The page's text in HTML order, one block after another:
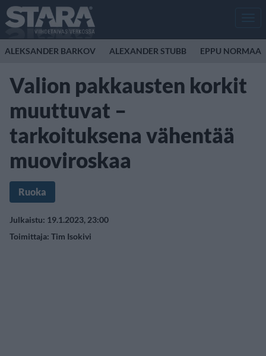
ALEKSANDER BARKOV ALEXANDER STUBB EPPU
Valion pakkausten korkit
muuttuvat –
tarkoituksena vähentää
muoviroskaa
Ruoka
Julkaistu: 19.1.2023, 23:00
Toimittaja: Tim Isokivi